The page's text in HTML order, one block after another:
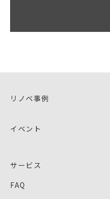
リノベ事例
イベント
サービス
FAQ